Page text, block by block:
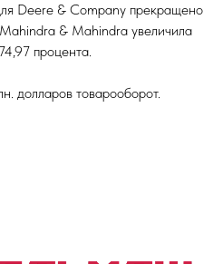
Deere & Company прекращено
& Mahindra увеличила
процента.
долларов товарооборот.